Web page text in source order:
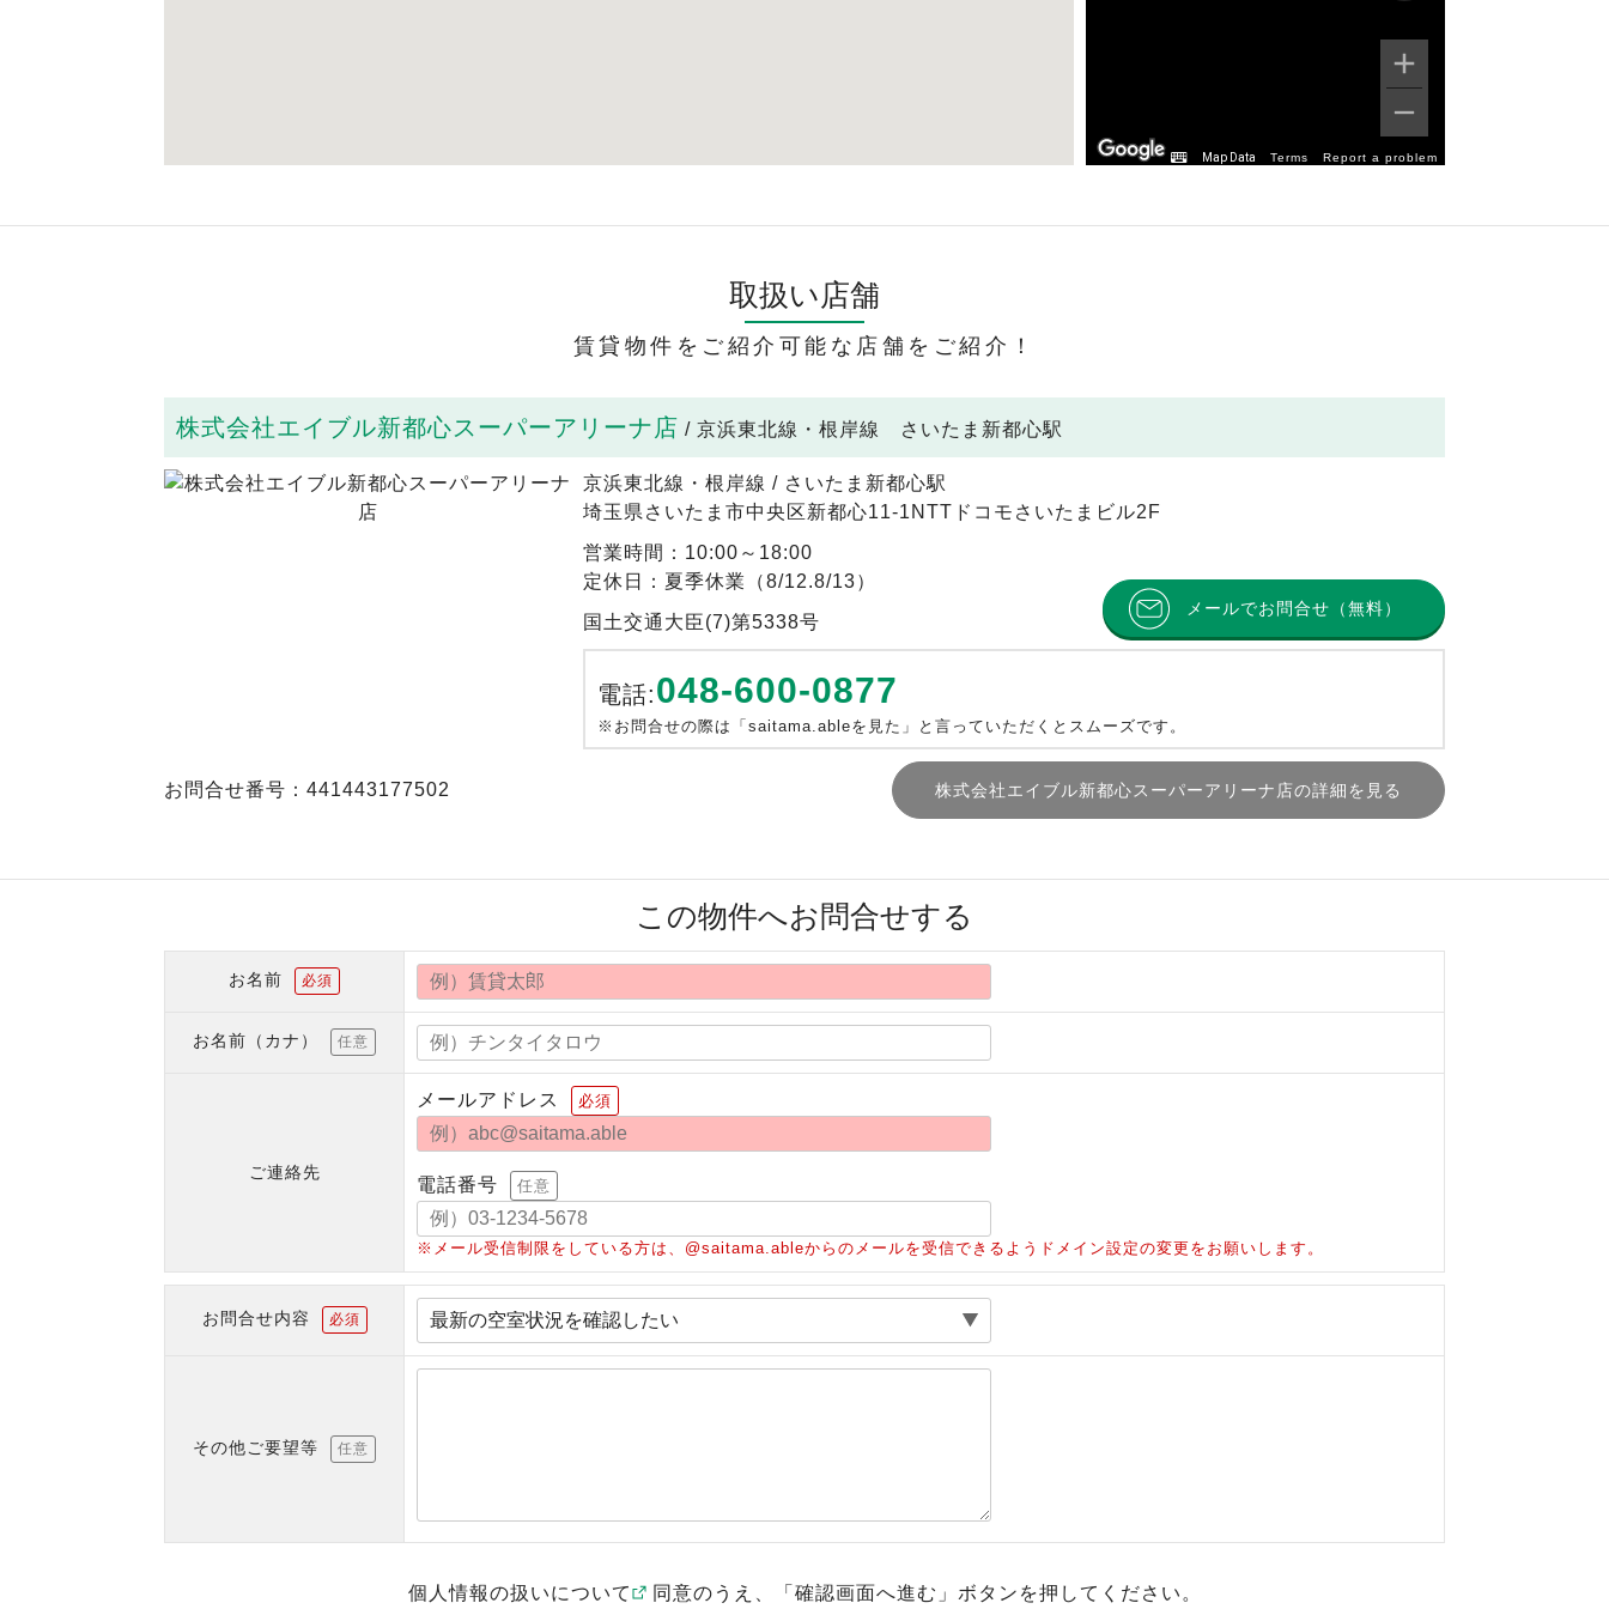
Map Data Terms Report a problem
取扱い店舗
賃貸物件をご紹介可能な店舗をご紹介！
株式会社エイブル新都心スーパーアリーナ店 / 京浜東北線・根岸線 さいたま新都心駅
京浜東北線・根岸線 / さいたま新都心駅
埼玉県さいたま市中央区新都心11-1NTTドコモさいたまビル2F
営業時間：10:00～18:00
定休日：夏季休業（8/12.8/13）
国土交通大臣(7)第5338号
メールでお問合せ（無料）
電話:048-600-0877
※お問合せの際は「saitama.ableを見た」と言っていただくとスムーズです。
お問合せ番号：441443177502 株式会社エイブル新都心スーパーアリーナ店の詳細を見る
この物件へお問合せする
お名前 必須
お名前（カナ） 任意
ご連絡先
メールアドレス 必須
電話番号 任意
※メール受信制限をしている方は、@saitama.ableからのメールを受信できるようドメイン設定の変更をお願いします。
お問合せ内容 必須
その他ご要望等 任意
個人情報の扱いについて 同意のうえ、「確認画面へ進む」ボタンを押してください。